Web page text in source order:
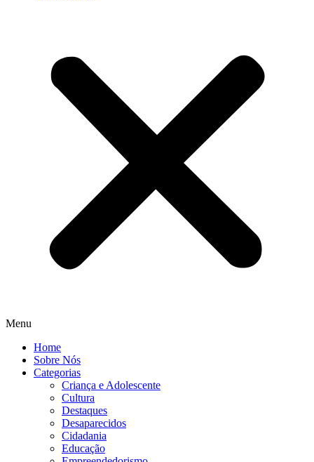
Menu
Home
Sobre Nós
Categorias
Criança e Adolescente
Cultura
Destaques
Desaparecidos
Cidadania
Educação